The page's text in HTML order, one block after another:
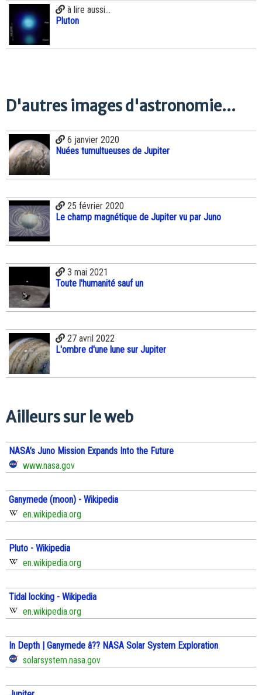
à lire aussi...
Pluton
D'autres images d'astronomie...
6 janvier 2020
Nuées tumultueuses de Jupiter
25 février 2020
Le champ magnétique de Jupiter vu par Juno
3 mai 2021
Toute l'humanité sauf un
27 avril 2022
L'ombre d'une lune sur Jupiter
Ailleurs sur le web
NASA’s Juno Mission Expands Into the Future
www.nasa.gov
Ganymede (moon) - Wikipedia
en.wikipedia.org
Pluto - Wikipedia
en.wikipedia.org
Tidal locking - Wikipedia
en.wikipedia.org
In Depth | Ganymede â?? NASA Solar System Exploration
solarsystem.nasa.gov